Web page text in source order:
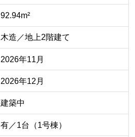
92.94m²
木造／地上2階建て
2026年11月
2026年12月
建築中
有／1台（1号棟）